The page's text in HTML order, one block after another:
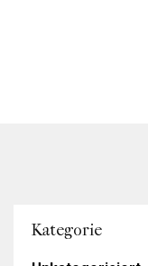
Kategorie